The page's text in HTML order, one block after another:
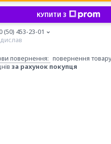
КУПИТИ З
(50) 453-23-01
повернення
за рахунок покупця